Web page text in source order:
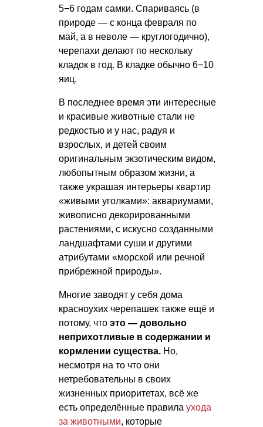
5−6 годам самки. Спариваясь (в
природе — с конца февраля по
май, а в неволе — круглогодично),
черепахи делают по нескольку
кладок в год. В кладке обычно 6−10
яиц.
В последнее время эти интересные
и красивые животные стали не
редкостью и у нас, радуя и
взрослых, и детей своим
оригинальным экзотическим видом,
любопытным образом жизни, а
также украшая интерьеры квартир
«живыми уголками»: аквариумами,
живописно декорированными
растениями, с искусно созданными
ландшафтами суши и другими
атрибутами «морской или речной
прибрежной природы».
Многие заводят у себя дома
красноухих черепашек также ещё и
потому, что это — довольно
неприхотливые в содержании и
кормлении существа. Но,
несмотря на то что они
нетребовательны в своих
жизненных приоритетах, всё же
есть определённые правила ухода
за животными, которые